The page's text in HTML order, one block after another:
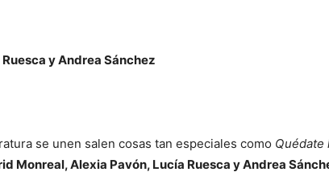
y Andrea Sánchez
se unen salen cosas tan especiales como Quédate
Monreal, Alexia Pavón, Lucía Ruesca y Andrea